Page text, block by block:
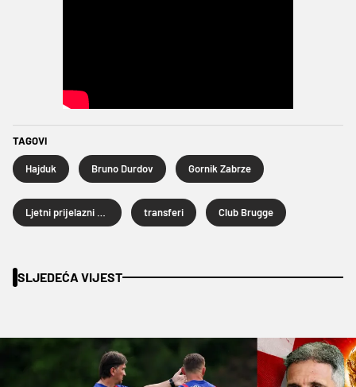
TAGOVI
Hajduk Bruno Durdov Gornik Zabrze
transferi Club Brugge
SLJEDEĆA VIJEST